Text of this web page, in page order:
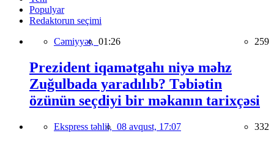
Populyar
Redaktorun seçimi
Cəmiyyət, 01:26 259
Prezident iqamətgahı niyə məhz
Zuğulbada yaradılıb? Təbiətin
özünün seçdiyi bir məkanın tarixçəsi
Ekspress təhlil, 08 avqust, 17:07 332